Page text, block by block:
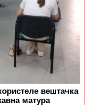
вештачка
матура